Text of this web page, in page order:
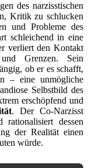
des narzisstischen
Kritik zu schlucken
und Probleme des
schleichend in eine
verliert den Kontakt
Grenzen. Sein
ob er es schafft,
– eine unmögliche
Selbstbild des
erschöpfend und
. Der Co-Narzisst
dessen
der Realität einen
würde.